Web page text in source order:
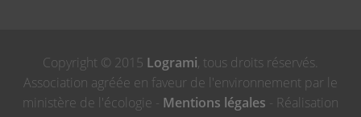
Copyright © 2015 Logrami, tous droits réservés.
Association agréée en faveur de l'environnement par le
ministère de l'écologie - Mentions légales - Réalisation